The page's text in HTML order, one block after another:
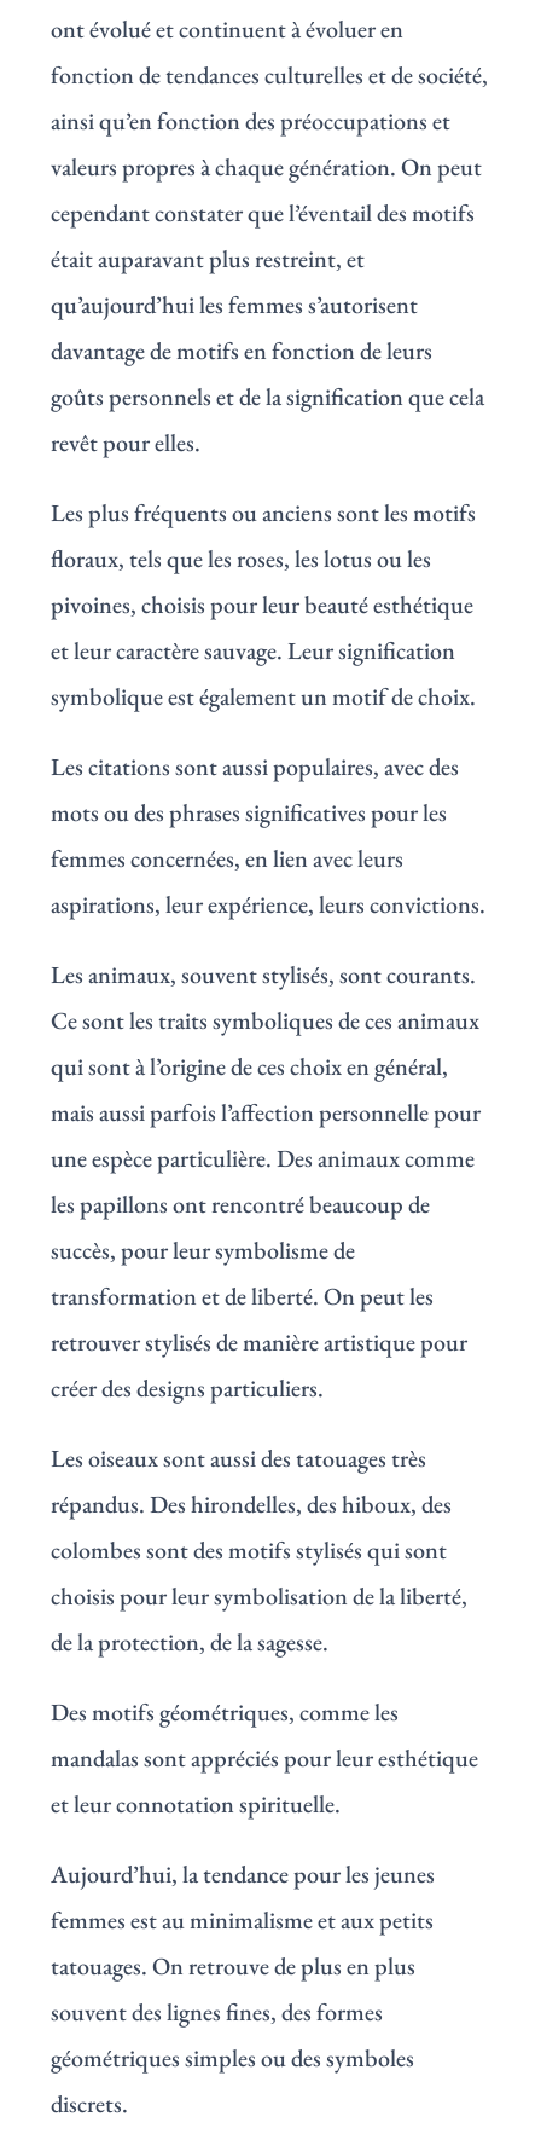
ont évolué et continuent à évoluer en
fonction de tendances culturelles et de société,
ainsi qu’en fonction des préoccupations et
valeurs propres à chaque génération. On peut
cependant constater que l’éventail des motifs
était auparavant plus restreint, et
qu’aujourd’hui les femmes s’autorisent
davantage de motifs en fonction de leurs
goûts personnels et de la signification que cela
revêt pour elles.
Les plus fréquents ou anciens sont les motifs
floraux, tels que les roses, les lotus ou les
pivoines, choisis pour leur beauté esthétique
et leur caractère sauvage. Leur signification
symbolique est également un motif de choix.
Les citations sont aussi populaires, avec des
mots ou des phrases significatives pour les
femmes concernées, en lien avec leurs
aspirations, leur expérience, leurs convictions.
Les animaux, souvent stylisés, sont courants.
Ce sont les traits symboliques de ces animaux
qui sont à l’origine de ces choix en général,
mais aussi parfois l’affection personnelle pour
une espèce particulière. Des animaux comme
les papillons ont rencontré beaucoup de
succès, pour leur symbolisme de
transformation et de liberté. On peut les
retrouver stylisés de manière artistique pour
créer des designs particuliers.
Les oiseaux sont aussi des tatouages très
répandus. Des hirondelles, des hiboux, des
colombes sont des motifs stylisés qui sont
choisis pour leur symbolisation de la liberté,
de la protection, de la sagesse.
Des motifs géométriques, comme les
mandalas sont appréciés pour leur esthétique
et leur connotation spirituelle.
Aujourd’hui, la tendance pour les jeunes
femmes est au minimalisme et aux petits
tatouages. On retrouve de plus en plus
souvent des lignes fines, des formes
géométriques simples ou des symboles
discrets.